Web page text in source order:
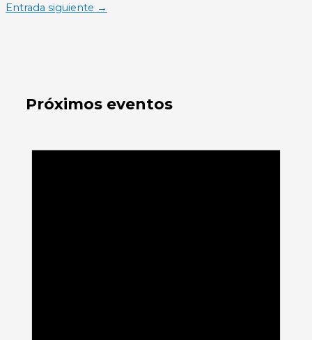
Entrada siguiente →
Próximos eventos